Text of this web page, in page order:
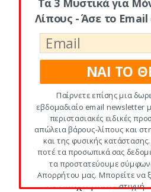
Πλήρες γάλα
Βούτυρο
Βρασμένες Φακές
Άσπρο ψωμί
Βρασμένα ζυμαρικά
Σκέτο άσπρο
Φιστίκια ψημένα
Καρύδια
Λουκάνικο
Κοτόπουλο
Πεπερόνι
Άπαχο βοδινό
Λίπους - Άσε το
ΝΑΙ ΤΟ
Παίρνετε επίσης μια
εβδομαδιαίο email newsletter
περιστασιακές ειδικές
απώλεια βάρους-λίπους και
και της φυσικής
ποτέ τα προσωπικά σας
τα προστατεύουμε
Απορρήτου μας. Μπορείτε να
στιγμή.